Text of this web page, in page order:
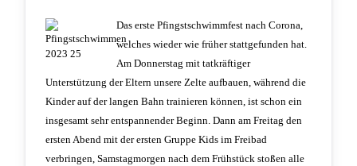
Das erste Pfingstschwimmfest nach Corona,
welches wieder wie früher stattgefunden hat.
Am Donnerstag mit tatkräftiger
Unterstützung der Eltern unsere Zelte aufbauen, während die
Kinder auf der langen Bahn trainieren können, ist schon ein
insgesamt sehr entspannender Beginn. Dann am Freitag den
ersten Abend mit der ersten Gruppe Kids im Freibad
verbringen, Samstagmorgen nach dem Frühstück stoßen alle